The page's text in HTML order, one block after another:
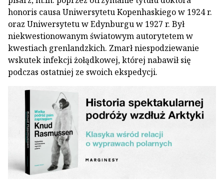
honoris causa Uniwersytetu Kopenhaskiego w 1924 r.
oraz Uniwersytetu w Edynburgu w 1927 r. Był
niekwestionowanym światowym autorytetem w
kwestiach grenlandzkich. Zmarł niespodziewanie
wskutek infekcji żołądkowej, której nabawił się
podczas ostatniej ze swoich ekspedycji.